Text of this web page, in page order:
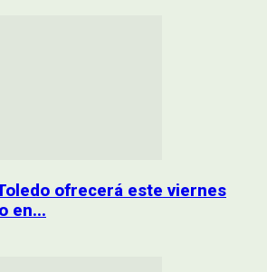
ofrecerá este viernes
en...